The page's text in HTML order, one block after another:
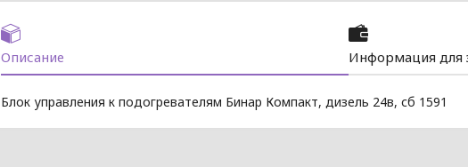
Описание Информация для
Блок управления к подогревателям Бинар Компакт, дизель 24в, сб 1591